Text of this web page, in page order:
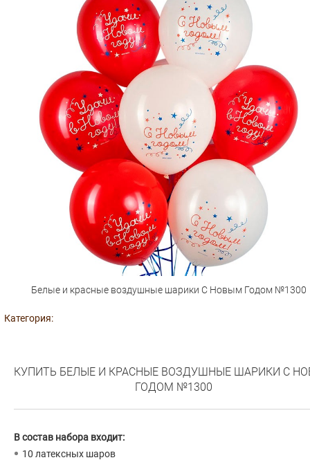
Белые и красные воздушные шарики С Новым Годом №1300
Категория:
КУПИТЬ БЕЛЫЕ И КРАСНЫЕ ВОЗДУШНЫЕ ШАРИКИ С
ГОДОМ №1300
В состав набора входит:
10 латексных шаров